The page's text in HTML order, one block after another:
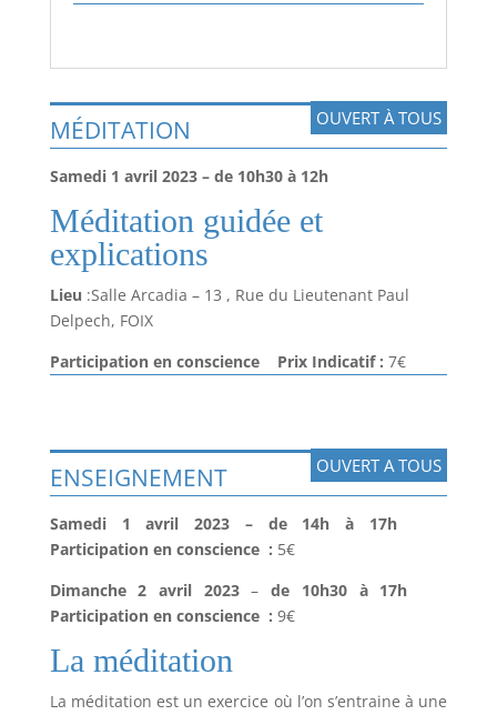
OUVERT À TOUS
MÉDITATION
Samedi 1 avril 2023 – de 10h30 à 12h
Méditation guidée et
explications
Lieu :Salle Arcadia – 13 , Rue du Lieutenant Paul
Delpech, FOIX
Participation en conscience Prix Indicatif : 7€
OUVERT A TOUS
ENSEIGNEMENT
Samedi 1 avril 2023
– de 14h à 17h
Participation en conscience : 5€
Dimanche 2 avril 2023– de 10h30 à 17h
Participation en conscience: 9€
La méditation
La méditation est un exercice où l’on s’entraine à une